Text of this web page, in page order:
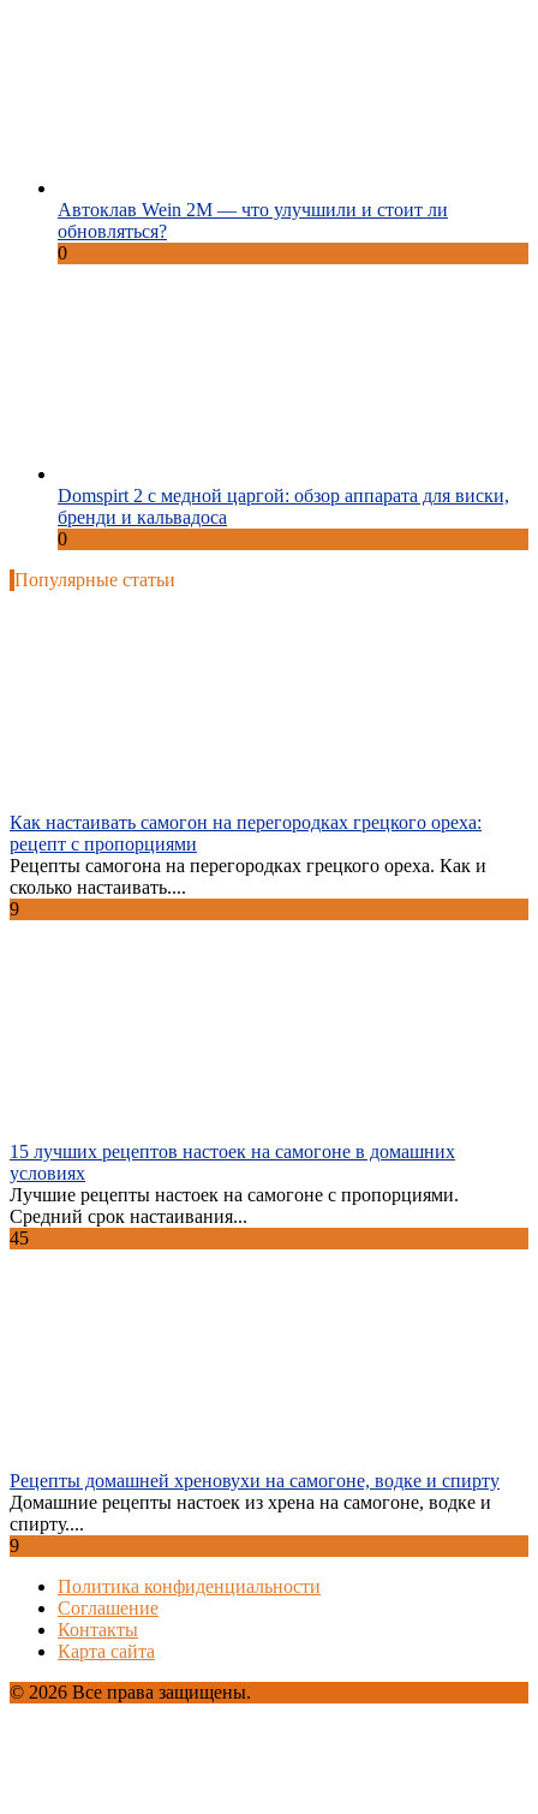
Автоклав Wein 2M — что улучшили и стоит ли
обновляться?
0
Domspirt 2 с медной царгой: обзор аппарата для виски,
бренди и кальвадоса
0
Популярные статьи
Как настаивать самогон на перегородках грецкого ореха:
рецепт с пропорциями
Рецепты самогона на перегородках грецкого ореха. Как и
сколько настаивать....
9
15 лучших рецептов настоек на самогоне в домашних
условиях
Лучшие рецепты настоек на самогоне с пропорциями.
Средний срок настаивания...
45
Рецепты домашней хреновухи на самогоне, водке и спирту
Домашние рецепты настоек из хрена на самогоне, водке и
спирту....
9
Политика конфиденциальности
Соглашение
Контакты
Карта сайта
© 2026 Все права защищены.